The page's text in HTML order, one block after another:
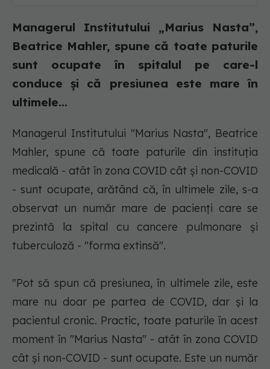
Managerul Institutului „Marius Nasta”,
Beatrice Mahler, spune că toate paturile
sunt ocupate în spitalul pe care-l
conduce și că presiunea este mare în
ultimele...
Managerul Institutului "Marius Nasta", Beatrice
Mahler, spune că toate paturile din instituţia
medicală - atât în zona COVID cât şi non-COVID
- sunt ocupate, arătând că, în ultimele zile, s-a
observat un număr mare de pacienţi care se
prezintă la spital cu cancere pulmonare şi
tuberculoză - "forma extinsă".
"Pot să spun că presiunea, în ultimele zile, este
mare nu doar pe partea de COVID, dar şi la
pacientul cronic. Practic, toate paturile în acest
moment în "Marius Nasta" - atât în zona COVID
cât şi non-COVID - sunt ocupate. Este un număr